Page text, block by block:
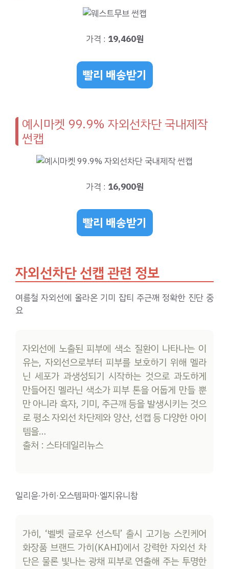
가격 : 19,460원
빨리 배송받기
예시마켓 99.9% 자외선차단 국내제작
썬캡
가격 : 16,900원
빨리 배송받기
자외선차단 선캡 관련 정보
여름철 자외선에 올라온 기미 잡티 주근깨 정확한 진단 중
요
자외선에 노출된 피부에 색소 질환이 나타나는 이
유는, 자외선으로부터 피부를 보호하기 위해 멜라
닌 세포가 과생성되기 시작하는 것으로 과도하게
만들어진 멜라닌 색소가 피부 톤을 어둡게 만들 뿐
만 아니라 흑자, 기미, 주근깨 등을 발생시키는 것으
로 평소 자외선 차단제와 양산, 선캡 등 다양한 아이
템을…
출처 : 스타데일리뉴스
일리윤·가히·오스템파마·엘지유니참
가히, ‘벨벳 글로우 선스틱’ 출시 고기능 스킨케어
화장품 브랜드 가히(KAHI)에서 강력한 자외선 차
단은 물론 빛나는 광채 피부로 연출해 주는 투명한